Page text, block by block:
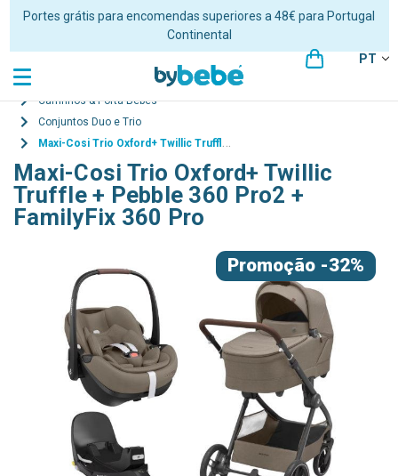
Portes grátis para encomendas superiores a 48€ para Portugal
Continental
PT
Carrinhos & Porta-Bebés
Conjuntos Duo e Trio
Maxi-Cosi Trio Oxford+ Twillic Truffle + Pebble 360 Pro2 + FamilyFix 360 Pro
Maxi-Cosi Trio Oxford+ Twillic
Truffle + Pebble 360 Pro2 +
FamilyFix 360 Pro
Promoção -32%